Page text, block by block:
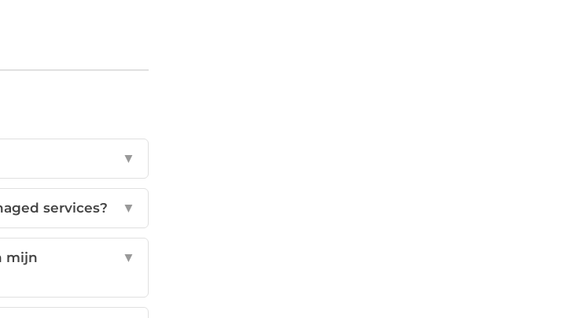
▼
services? ▼
mijn
▼